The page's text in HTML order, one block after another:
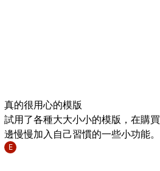
真的很用心的模版
試用了各種大大小小的模版，在購
邊慢慢加入自己習慣的一些小功能
E